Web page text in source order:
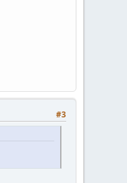
#3